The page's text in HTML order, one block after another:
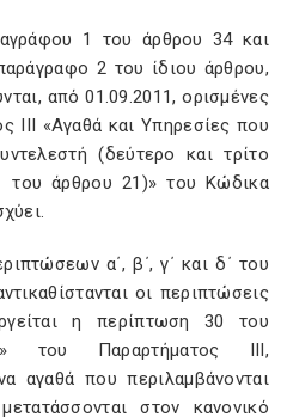
1 του άρθρου 34 και
2 του ίδιου άρθρου,
από 01.09.2011, ορισμένες
ΙΙΙ «Αγαθά και Υπηρεσίες που
(δεύτερο και τρίτο
του άρθρου 21)» του Κώδικα
α΄, β΄, γ΄ και δ΄ του
οι περιπτώσεις
η περίπτωση 30 του
του Παραρτήματος ΙΙΙ,
αγαθά που περιλαμβάνονται
στον κανονικό